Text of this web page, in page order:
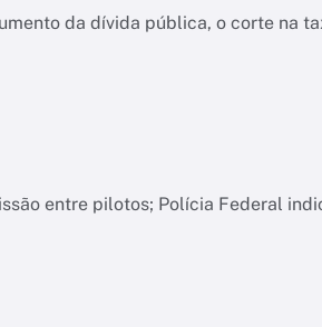
da dívida pública, o corte na
entre pilotos; Polícia Federal